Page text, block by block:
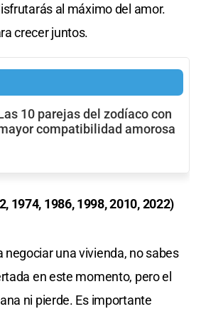
al máximo del amor.
crecer juntos.
10 parejas del zodíaco con
compatibilidad amorosa
1974, 1986, 1998, 2010, 2022)
negociar una vivienda, no sabes
en este momento, pero el
ni pierde. Es importante